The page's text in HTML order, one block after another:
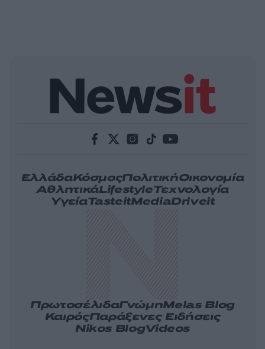
ΕλλάδαΚόσμοςΠολιτικήΟικονομία
ΑθλητικάLifestyleΤεχνολογία
ΥγείαTasteitMediaDriveit
ΠρωτοσέλιδαΓνώμηMelas Blog
ΚαιρόςΠαράξενες Ειδήσεις
Nikos BlogVideos